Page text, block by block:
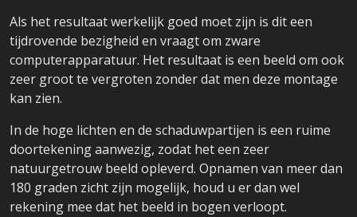
Als het resultaat werkelijk goed moet zijn is dit een
tijdrovende bezigheid en vraagt om zware
computerapparatuur. Het resultaat is een beeld om ook
zeer groot te vergroten zonder dat men deze montage
kan zien.
In de hoge lichten en de schaduwpartijen is een ruime
doortekening aanwezig, zodat het een zeer
natuurgetrouw beeld opleverd. Opnamen van meer dan
180 graden zicht zijn mogelijk, houd u er dan wel
rekening mee dat het beeld in bogen verloopt.